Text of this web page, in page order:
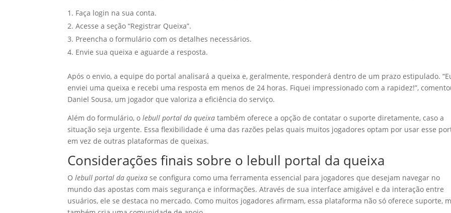
Faça login na sua conta.
Acesse a seção “Registrar Queixa”.
Preencha o formulário com os detalhes necessários.
Envie sua queixa e aguarde a resposta.
Após o envio, a equipe do portal analisará a queixa e, geralmente, responderá dentro de um prazo estipulado.
enviei uma queixa e recebi uma resposta em menos de 24 horas. Fiquei impressionado com a rapidez!”,
Daniel Sousa, um jogador que valoriza a eficiência do serviço.
Além do formulário, olebull portal da queixa também oferece a opção de contatar o suporte diretamente, caso a
situação seja urgente. Essa flexibilidade é uma das razões pelas quais muitos jogadores optam por usar esse
em vez de outras plataformas de queixas.
Considerações finais sobre o lebull portal da queixa
Olebull portal da queixa se configura como uma ferramenta essencial para jogadores que desejam navegar no
mundo das apostas com mais segurança e informações. Através de sua interface amigável e da interação entre
usuários, ele se destaca no mercado. Como muitos jogadores afirmam, essa plataforma não só oferece suporte,